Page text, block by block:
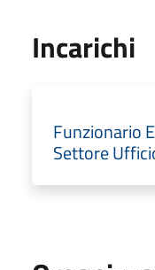
Incarichi
Funzionario
Settore